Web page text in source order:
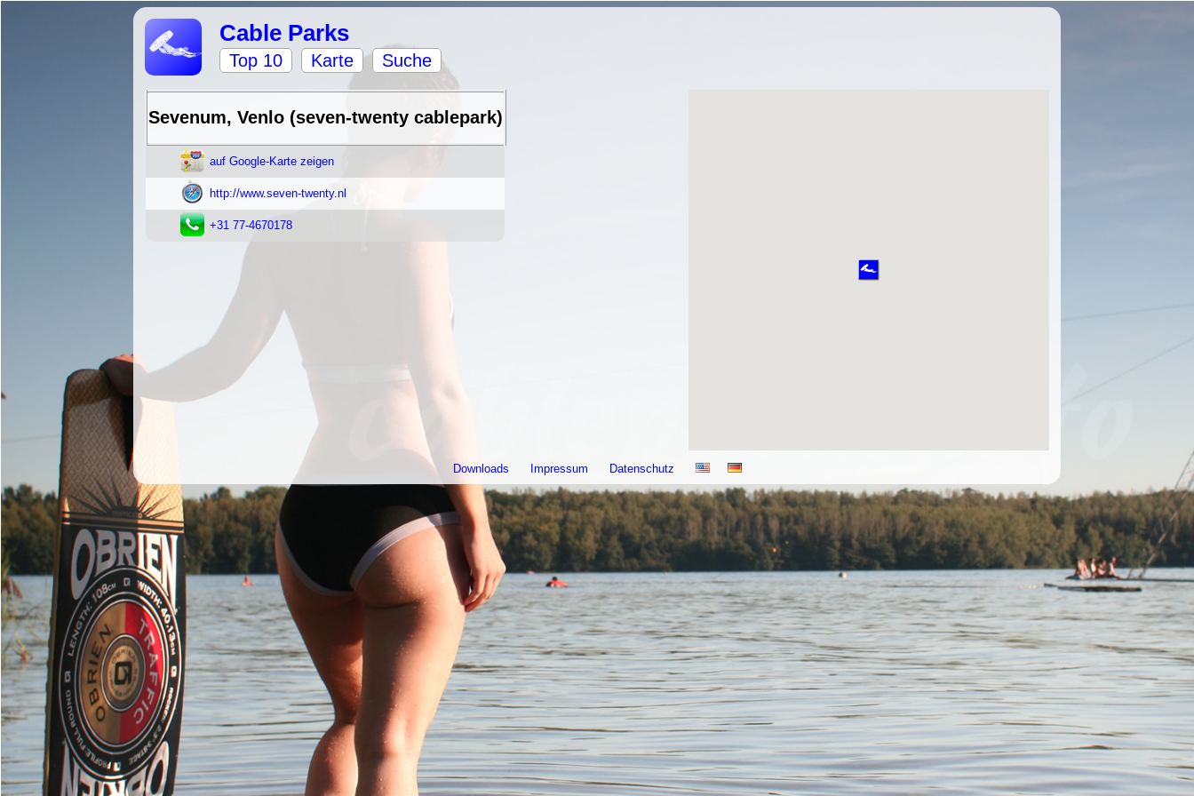
Cable Parks
Top 10 Karte Suche
Sevenum, Venlo (seven-twenty cablepark)
auf Google-Karte zeigen
http://www.seven-twenty.nl
+31 77-4670178
Downloads Impressum Datenschutz